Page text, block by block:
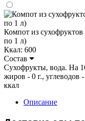
Компот из сухофруктов
по 1 л)
Ккал: 600
Состав
Сухофрукты, вода. На
жиров - 0 г., углеводов
ккал
Описание